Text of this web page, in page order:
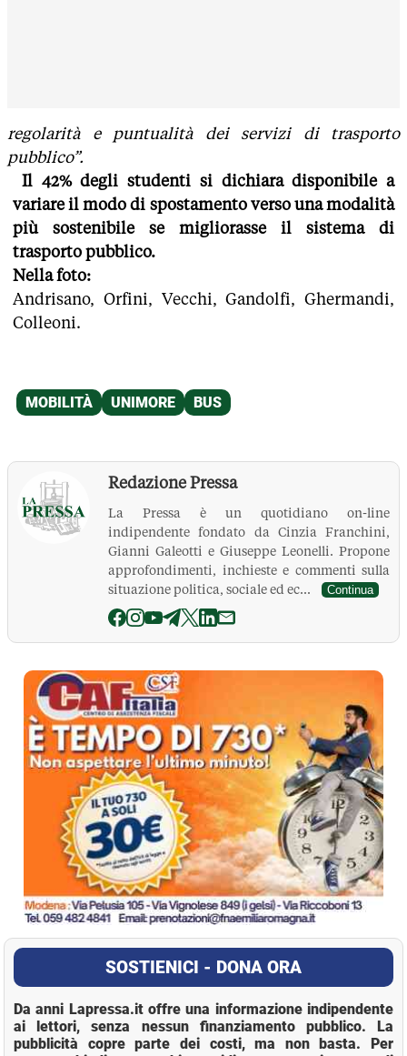
regolarità e puntualità dei servizi di trasporto
pubblico”.
Il 42% degli studenti si dichiara disponibile a
variare il modo di spostamento verso una modalità
più sostenibile se migliorasse il sistema di
trasporto pubblico.
Nella foto:
Andrisano, Orfini, Vecchi, Gandolfi, Ghermandi,
Colleoni.
Redazione Pressa
La Pressa è un quotidiano on-line
indipendente fondato da Cinzia Franchini,
Gianni Galeotti e Giuseppe Leonelli. Propone
approfondimenti, inchieste e commenti sulla
situazione politica, sociale ed ec...
Continua
La Pressa
SOSTIENICI - DONA ORA
Da anni Lapressa.it offre una informazione indipendente
ai lettori, senza nessun finanziamento pubblico. La
pubblicità copre parte dei costi, ma non basta. Per